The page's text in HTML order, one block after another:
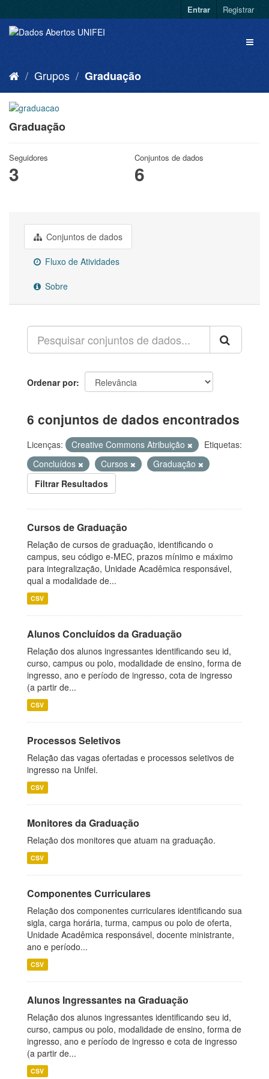
Entrar Registrar
Grupos Graduação
Graduação
Seguidores
3
Conjuntos de dados
6
Conjuntos de dados
Fluxo de Atividades
Sobre
Ordenar por
6 conjuntos de dados encontrados
Licenças: Creative Commons Atribuição
Etiquetas:
Concluídos
Cursos
Graduação
Filtrar Resultados
Cursos de Graduação
Relação de cursos de graduação, identificando o
campus, seu código e-MEC, prazos mínimo e máximo
para integralização, Unidade Acadêmica responsável,
qual a modalidade de...
CSV
Alunos Concluídos da Graduação
Relação dos alunos ingressantes identificando seu id,
curso, campus ou polo, modalidade de ensino, forma de
ingresso, ano e período de ingresso, cota de ingresso
(a partir de...
CSV
Processos Seletivos
Relação das vagas ofertadas e processos seletivos de
ingresso na Unifei.
CSV
Monitores da Graduação
Relação dos monitores que atuam na graduação.
CSV
Componentes Curriculares
Relação dos componentes curriculares identificando sua
sigla, carga horária, turma, campus ou polo de oferta,
Unidade Acadêmica responsável, docente ministrante,
ano e período...
CSV
Alunos Ingressantes na Graduação
Relação dos alunos ingressantes identificando seu id,
curso, campus ou polo, modalidade de ensino, forma de
ingresso, ano e período de ingresso e cota de ingresso
(a partir de...
CSV